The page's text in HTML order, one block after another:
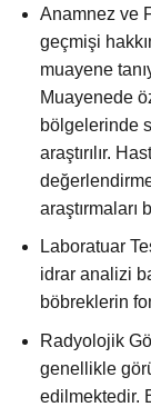
Anamnez ve
geçmişi
muayene
Muayenede
bölgelerinde
araştırılır.
Laboratuar
idrar analizi
böbreklerin
Radyolojik
genellikle
edilmektedir.